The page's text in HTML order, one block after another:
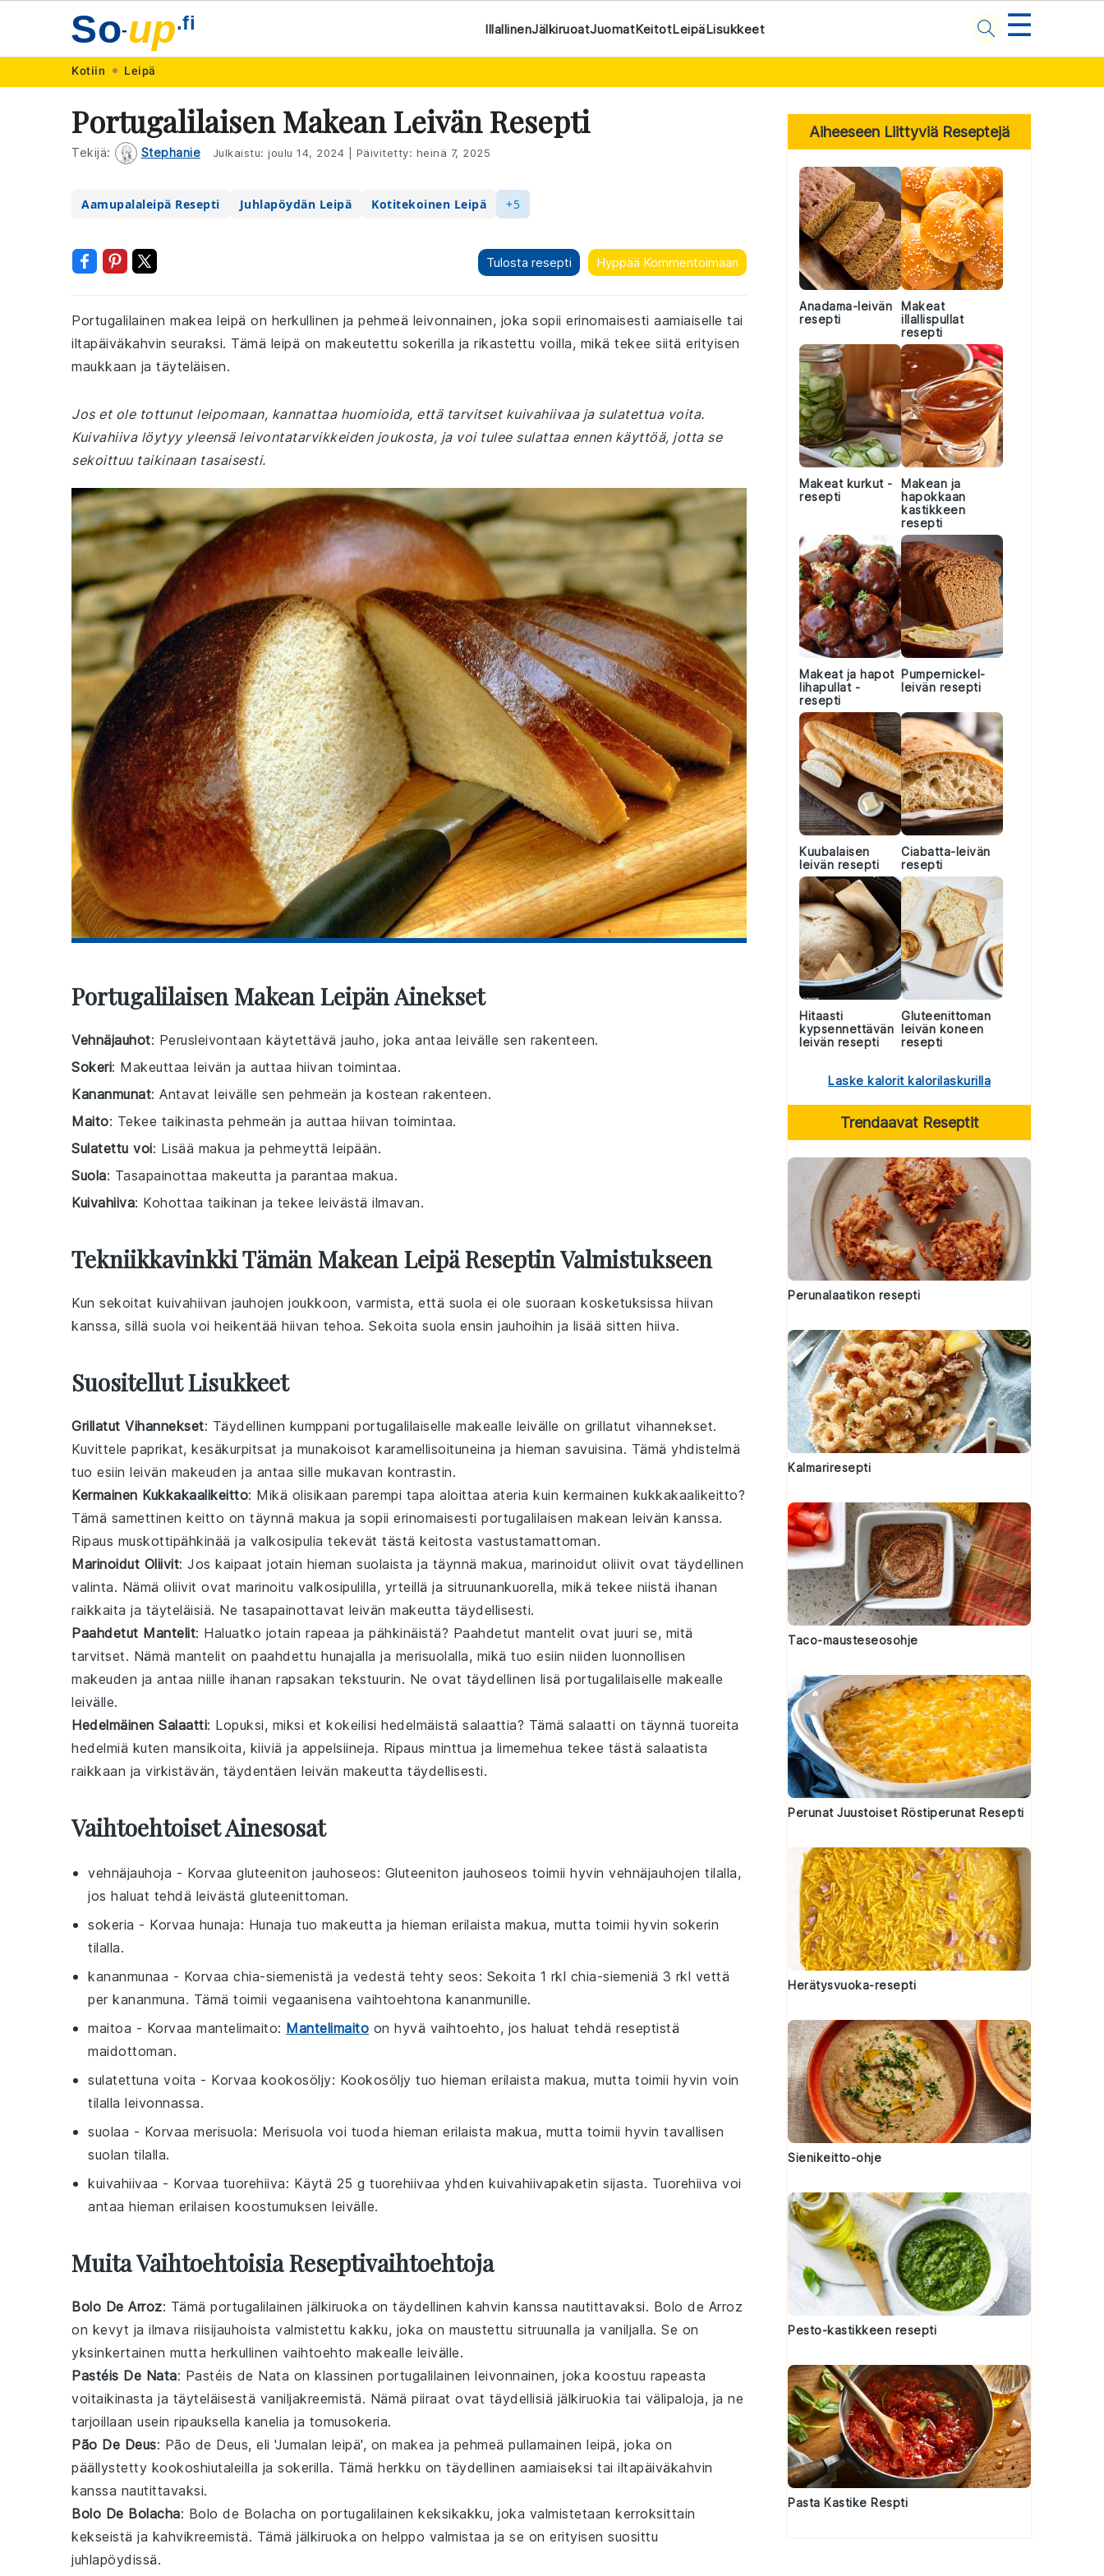
navigation
content
So-up.fi IllallinenJälkiruoatJuomatKeitotLeipäLisukkeet ☰
Kotiin Leipä
Portugalilaisen Makean Leivän Resepti
Tekijä: Stephanie Julkaistu: joulu 14, 2024 Päivitetty: heinä 7, 2025
Aamupalaleipä Resepti Juhlapöydän Leipä Kotitekoinen Leipä +5
Tulosta resepti Hyppää Kommentoimaan
Portugalilainen makea leipä on herkullinen ja pehmeä leivonnainen, joka sopii erinomaisesti aamiaiselle tai
iltapäiväkahvin seuraksi. Tämä leipä on makeutettu sokerilla ja rikastettu voilla, mikä tekee siitä erityisen
maukkaan ja täyteläisen.
Jos et ole tottunut leipomaan, kannattaa huomioida, että tarvitset kuivahiivaa ja sulatettua voita.
Kuivahiiva löytyy yleensä leivontatarvikkeiden joukosta, ja voi tulee sulattaa ennen käyttöä, jotta se
sekoittuu taikinaan tasaisesti.
Portugalilaisen Makean Leipän Ainekset
Vehnäjauhot: Perusleivontaan käytettävä jauho, joka antaa leivälle sen rakenteen.
Sokeri: Makeuttaa leivän ja auttaa hiivan toimintaa.
Kananmunat: Antavat leivälle sen pehmeän ja kostean rakenteen.
Maito: Tekee taikinasta pehmeän ja auttaa hiivan toimintaa.
Sulatettu voi: Lisää makua ja pehmeyttä leipään.
Suola: Tasapainottaa makeutta ja parantaa makua.
Kuivahiiva: Kohottaa taikinan ja tekee leivästä ilmavan.
Tekniikkavinkki Tämän Makean Leipä Reseptin Valmistukseen
Kun sekoitat kuivahiivan jauhojen joukkoon, varmista, että suola ei ole suoraan kosketuksissa hiivan
kanssa, sillä suola voi heikentää hiivan tehoa. Sekoita suola ensin jauhoihin ja lisää sitten hiiva.
Suositellut Lisukkeet
Grillatut Vihannekset: Täydellinen kumppani portugalilaiselle makealle leivälle on grillatut vihannekset.
Kuvittele paprikat, kesäkurpitsat ja munakoisot karamellisoituneina ja hieman savuisina. Tämä yhdistelmä
tuo esiin leivän makeuden ja antaa sille mukavan kontrastin.
Kermainen Kukkakaalikeitto: Mikä olisikaan parempi tapa aloittaa ateria kuin kermainen kukkakaalikeitto?
Tämä samettinen keitto on täynnä makua ja sopii erinomaisesti portugalilaisen makean leivän kanssa.
Ripaus muskottipähkinää ja valkosipulia tekevät tästä keitosta vastustamattoman.
Marinoidut Oliivit: Jos kaipaat jotain hieman suolaista ja täynnä makua, marinoidut oliivit ovat täydellinen
valinta. Nämä oliivit ovat marinoitu valkosipulilla, yrteillä ja sitruunankuorella, mikä tekee niistä ihanan
raikkaita ja täyteläisiä. Ne tasapainottavat leivän makeutta täydellisesti.
Paahdetut Mantelit: Haluatko jotain rapeaa ja pähkinäistä? Paahdetut mantelit ovat juuri se, mitä
tarvitset. Nämä mantelit on paahdettu hunajalla ja merisuolalla, mikä tuo esiin niiden luonnollisen
makeuden ja antaa niille ihanan rapsakan tekstuurin. Ne ovat täydellinen lisä portugalilaiselle makealle
leivälle.
Hedelmäinen Salaatti: Lopuksi, miksi et kokeilisi hedelmäistä salaattia? Tämä salaatti on täynnä tuoreita
hedelmiä kuten mansikoita, kiiviä ja appelsiineja. Ripaus minttua ja limemehua tekee tästä salaatista
raikkaan ja virkistävän, täydentäen leivän makeutta täydellisesti.
Vaihtoehtoiset Ainesosat
vehnäjauhoja - Korvaa gluteeniton jauhoseos: Gluteeniton jauhoseos toimii hyvin vehnäjauhojen tilalla,
jos haluat tehdä leivästä gluteenittoman.
sokeria - Korvaa hunaja: Hunaja tuo makeutta ja hieman erilaista makua, mutta toimii hyvin sokerin
tilalla.
kananmunaa - Korvaa chia-siemenistä ja vedestä tehty seos: Sekoita 1 rkl chia-siemeniä 3 rkl vettä
per kananmuna. Tämä toimii vegaanisena vaihtoehtona kananmunille.
maitoa - Korvaa mantelimaito: Mantelimaito on hyvä vaihtoehto, jos haluat tehdä reseptistä
maidottoman.
sulatettuna voita - Korvaa kookosöljy: Kookosöljy tuo hieman erilaista makua, mutta toimii hyvin voin
tilalla leivonnassa.
suolaa - Korvaa merisuola: Merisuola voi tuoda hieman erilaista makua, mutta toimii hyvin tavallisen
suolan tilalla.
kuivahiivaa - Korvaa tuorehiiva: Käytä 25 g tuorehiivaa yhden kuivahiivapaketin sijasta. Tuorehiiva voi
antaa hieman erilaisen koostumuksen leivälle.
Muita Vaihtoehtoisia Reseptivaihtoehtoja
Bolo De Arroz: Tämä portugalilainen jälkiruoka on täydellinen kahvin kanssa nautittavaksi. Bolo de Arroz
on kevyt ja ilmava riisijauhoista valmistettu kakku, joka on maustettu sitruunalla ja vaniljalla. Se on
yksinkertainen mutta herkullinen vaihtoehto makealle leivälle.
Pastéis De Nata: Pastéis de Nata on klassinen portugalilainen leivonnainen, joka koostuu rapeasta
voitaikinasta ja täyteläisestä vaniljakreemistä. Nämä piiraat ovat täydellisiä jälkiruokia tai välipaloja, ja ne
tarjoillaan usein ripauksella kanelia ja tomusokeria.
Pão De Deus: Pão de Deus, eli 'Jumalan leipä', on makea ja pehmeä pullamainen leipä, joka on
päällystetty kookoshiutaleilla ja sokerilla. Tämä herkku on täydellinen aamiaiseksi tai iltapäiväkahvin
kanssa nautittavaksi.
Bolo De Bolacha: Bolo de Bolacha on portugalilainen keksikakku, joka valmistetaan kerroksittain
kekseistä ja kahvikreemistä. Tämä jälkiruoka on helppo valmistaa ja se on erityisen suosittu
juhlapöydissä.
Primary
Sidebar
Aiheeseen Liittyviä Reseptejä
Anadama-leivän
resepti
Makeat
illallispullat
resepti
Makeat kurkut -
resepti
Makean ja
hapokkaan
kastikkeen
resepti
Makeat ja hapot
lihapullat -
resepti
Pumpernickel-
leivän resepti
Kuubalaisen
leivän resepti
Ciabatta-leivän
resepti
Hitaasti
kypsennettävän
leivän resepti
Gluteenittoman
leivän koneen
resepti
Laske kalorit kalorilaskurilla
Trendaavat Reseptit
Perunalaatikon resepti
Kalmariresepti
Taco-mausteseosohje
Perunat Juustoiset Röstiperunat Resepti
Herätysvuoka-resepti
Sienikeitto-ohje
Pesto-kastikkeen resepti
Pasta Kastike Respti